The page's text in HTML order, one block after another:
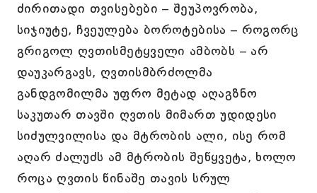
ძირითადი თვისებები – შეუპოვრობა,
სიჯიუტე, ჩვეულება ბოროტებისა – როგორც
გრიგოლ ღვთისმეტყველი ამბობს – არ
დაუკარგავს, ღვთისმბრძოლმა
განდგომილმა უფრო მეტად აღაგზნო
საკუთარ თავში ღვთის მიმართ უდიდესი
სიძულვილისა და მტრობის ალი, ისე რომ
აღარ ძალუძს ამ მტრობის შეწყვეტა, ხოლო
როცა ღვთის წინაშე თავის სრულ